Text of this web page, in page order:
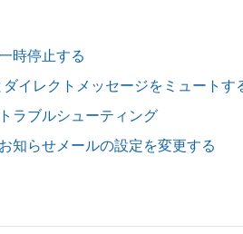
時停止する
イレクトメッセージをミュートす
ラブルシューティング
知らせメールの設定を変更する